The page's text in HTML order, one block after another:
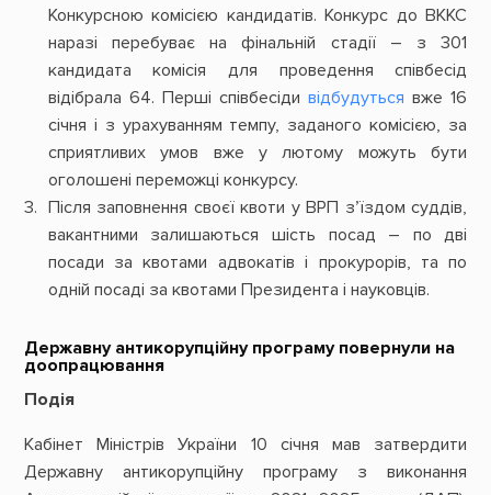
Конкурсною комісією кандидатів. Конкурс до ВККС
наразі перебуває на фінальній стадії – з 301
кандидата комісія для проведення співбесід
відібрала 64. Перші співбесідивідбудуться вже 16
січня і з урахуванням темпу, заданого комісією, за
сприятливих умов вже у лютому можуть бути
оголошені переможці конкурсу.
Після заповнення своєї квоти у ВРП з’їздом суддів,
вакантними залишаються шість посад – по дві
посади за квотами адвокатів і прокурорів, та по
одній посаді за квотами Президента і науковців.
Державну антикорупційну програму повернули на
доопрацювання
Подія
Кабінет Міністрів України 10 січня мав затвердити
Державну антикорупційну програму з виконання